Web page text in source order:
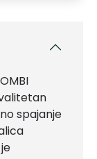
spajanje